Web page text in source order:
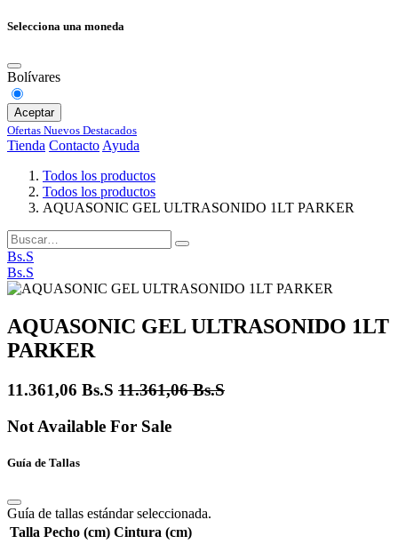
Selecciona una moneda
Bolívares
Aceptar
Ofertas Nuevos Destacados
Tienda Contacto Ayuda
Todos los productos
Todos los productos
AQUASONIC GEL ULTRASONIDO 1LT PARKER
Bs.S
Bs.S
AQUASONIC GEL ULTRASONIDO 1LT
PARKER
11.361,06 Bs.S 11.361,06Bs.S
Not Available For Sale
Guía de Tallas
Guía de tallas estándar seleccionada.
Talla Pecho (cm) Cintura (cm)